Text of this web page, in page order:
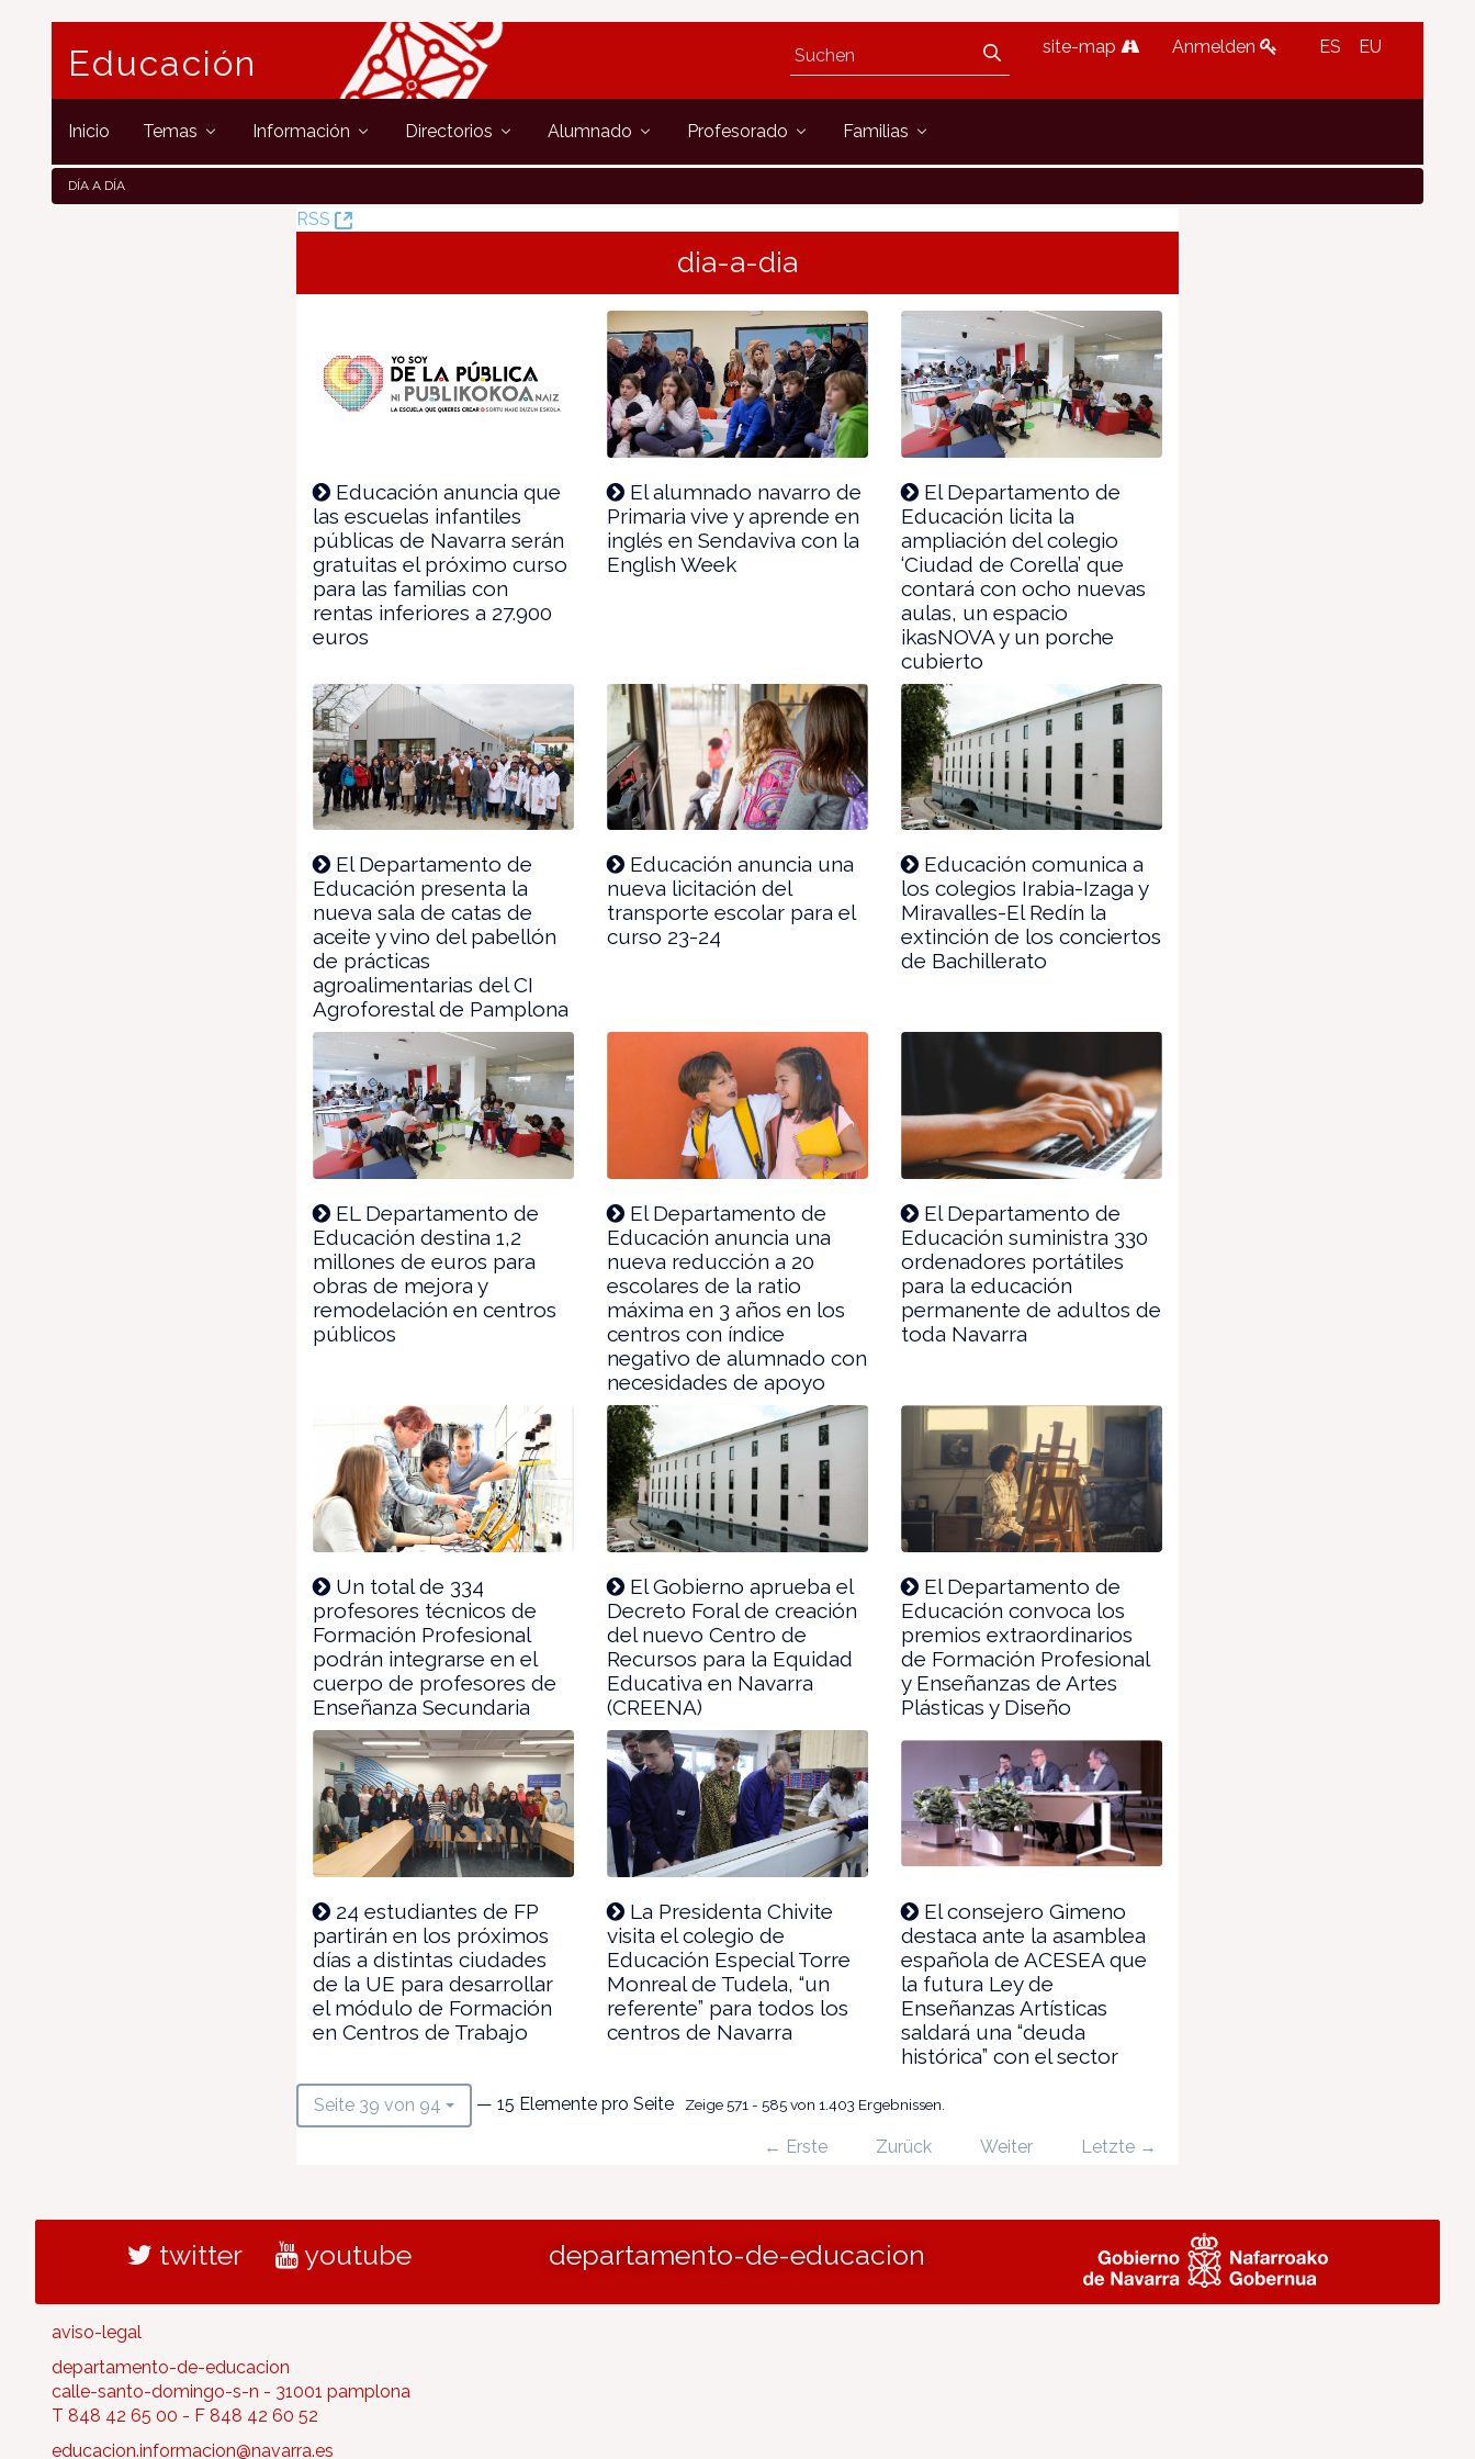
Educación site-map Anmelden ES EU
Inicio Temas Información Directorios Alumnado Profesorado Familias
DÍA A DÍA
RSS
(Öffnet
dia-a-dia
Educación anuncia que
las escuelas infantiles
públicas de Navarra serán
gratuitas el próximo curso
para las familias con
rentas inferiores a 27.900
euros
El alumnado navarro de
Primaria vive y aprende en
inglés en Sendaviva con la
English Week
El Departamento de
Educación licita la
ampliación del colegio
‘Ciudad de Corella’ que
contará con ocho nuevas
aulas, un espacio
ikasNOVA y un porche
cubierto
El Departamento de
Educación presenta la
nueva sala de catas de
aceite y vino del pabellón
de prácticas
agroalimentarias del CI
Agroforestal de Pamplona
Educación anuncia una
nueva licitación del
transporte escolar para el
curso 23-24
Educación comunica a
los colegios Irabia-Izaga y
Miravalles-El Redín la
extinción de los conciertos
de Bachillerato
EL Departamento de
Educación destina 1,2
millones de euros para
obras de mejora y
remodelación en centros
públicos
El Departamento de
Educación anuncia una
nueva reducción a 20
escolares de la ratio
máxima en 3 años en los
centros con índice
negativo de alumnado con
necesidades de apoyo
El Departamento de
Educación suministra 330
ordenadores portátiles
para la educación
permanente de adultos de
toda Navarra
Un total de 334
profesores técnicos de
Formación Profesional
podrán integrarse en el
cuerpo de profesores de
Enseñanza Secundaria
El Gobierno aprueba el
Decreto Foral de creación
del nuevo Centro de
Recursos para la Equidad
Educativa en Navarra
(CREENA)
El Departamento de
Educación convoca los
premios extraordinarios
de Formación Profesional
y Enseñanzas de Artes
Plásticas y Diseño
24 estudiantes de FP
partirán en los próximos
días a distintas ciudades
de la UE para desarrollar
el módulo de Formación
en Centros de Trabajo
La Presidenta Chivite
visita el colegio de
Educación Especial Torre
Monreal de Tudela, “un
referente” para todos los
centros de Navarra
El consejero Gimeno
destaca ante la asamblea
española de ACESEA que
la futura Ley de
Enseñanzas Artísticas
saldará una “deuda
histórica” con el sector
Seite 39 von 94 — 15 Elemente pro Seite Zeige 571 - 585 von 1.403 Ergebnissen.
← Erste Zurück Weiter Letzte →
twitter youtube departamento-de-educacion
aviso-legal
departamento-de-educacion
calle-santo-domingo-s-n - 31001 pamplona
T 848 42 65 00 - F 848 42 60 52
educacion.informacion@navarra.es